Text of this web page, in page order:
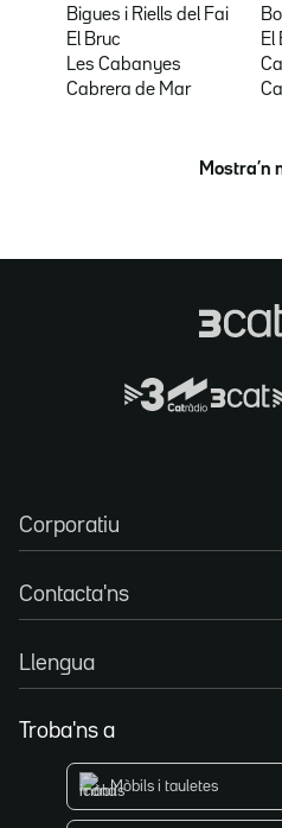
Bigues i Riells del Fai
El Bruc
El
Les Cabanyes
Cabrera de Mar
Mostra’n
Corporatiu
Contacta'ns
Llengua
Troba'ns a
Mòbils i tauletes